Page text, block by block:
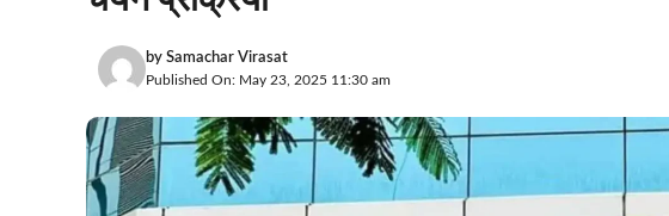
by Samachar Virasat
Published On: May 23, 2025 11:30 am